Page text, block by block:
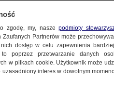
zgodę, my, naszepodmioty
Zaufanych Partnerów może
dostęp w celu zapewnienia
poprzez przetwarzanie danych
w plikach cookie. Użytkownik może
interes w dowolnym